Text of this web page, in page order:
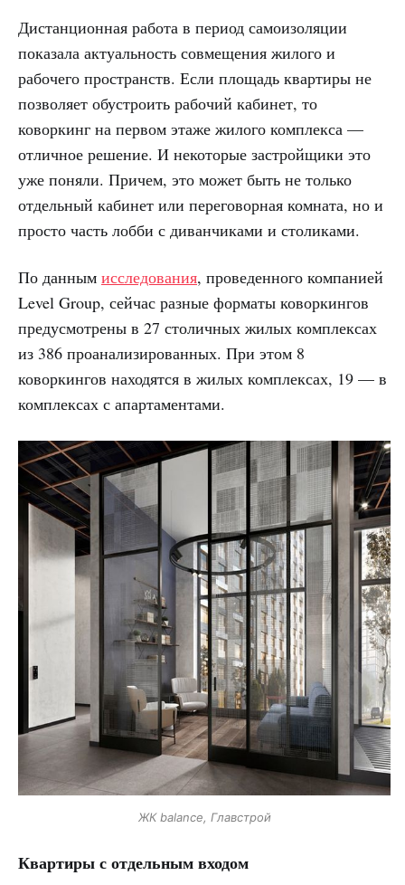
Дистанционная работа в период самоизоляции
показала актуальность совмещения жилого и
рабочего пространств. Если площадь квартиры не
позволяет обустроить рабочий кабинет, то
коворкинг на первом этаже жилого комплекса —
отличное решение. И некоторые застройщики это
уже поняли. Причем, это может быть не только
отдельный кабинет или переговорная комната, но и
просто часть лобби с диванчиками и столиками.
По данным исследования, проведенного компанией
Level Group, сейчас разные форматы коворкингов
предусмотрены в 27 столичных жилых комплексах
из 386 проанализированных. При этом 8
коворкингов находятся в жилых комплексах, 19 — в
комплексах с апартаментами.
ЖК balance, Главстрой
Квартиры с отдельным входом